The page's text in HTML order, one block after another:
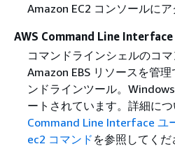
Amazon EC2 コンソールにア
AWS Command Line Interface
コマンドラインシェルのコ
Amazon EBS リソースを管
ンドラインツール。
ートされています。詳細に
Command Line Interface ユ
ec2 コマンド を参照してくだ